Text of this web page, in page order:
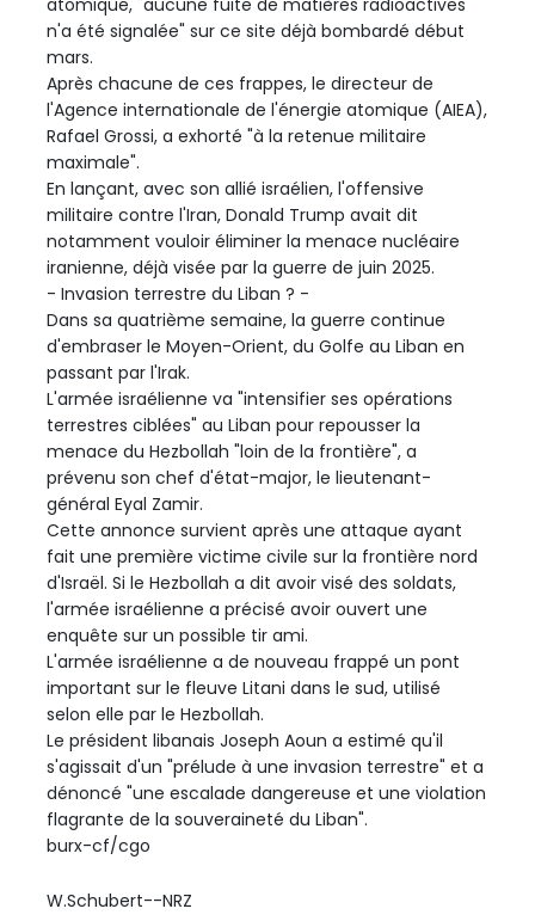
atomique, "aucune fuite de matières radioactives
n'a été signalée" sur ce site déjà bombardé début
mars.
Après chacune de ces frappes, le directeur de
l'Agence internationale de l'énergie atomique (AIEA),
Rafael Grossi, a exhorté "à la retenue militaire
maximale".
En lançant, avec son allié israélien, l'offensive
militaire contre l'Iran, Donald Trump avait dit
notamment vouloir éliminer la menace nucléaire
iranienne, déjà visée par la guerre de juin 2025.
- Invasion terrestre du Liban ? -
Dans sa quatrième semaine, la guerre continue
d'embraser le Moyen-Orient, du Golfe au Liban en
passant par l'Irak.
L'armée israélienne va "intensifier ses opérations
terrestres ciblées" au Liban pour repousser la
menace du Hezbollah "loin de la frontière", a
prévenu son chef d'état-major, le lieutenant-
général Eyal Zamir.
Cette annonce survient après une attaque ayant
fait une première victime civile sur la frontière nord
d'Israël. Si le Hezbollah a dit avoir visé des soldats,
l'armée israélienne a précisé avoir ouvert une
enquête sur un possible tir ami.
L'armée israélienne a de nouveau frappé un pont
important sur le fleuve Litani dans le sud, utilisé
selon elle par le Hezbollah.
Le président libanais Joseph Aoun a estimé qu'il
s'agissait d'un "prélude à une invasion terrestre" et a
dénoncé "une escalade dangereuse et une violation
flagrante de la souveraineté du Liban".
burx-cf/cgo
W.Schubert--NRZ